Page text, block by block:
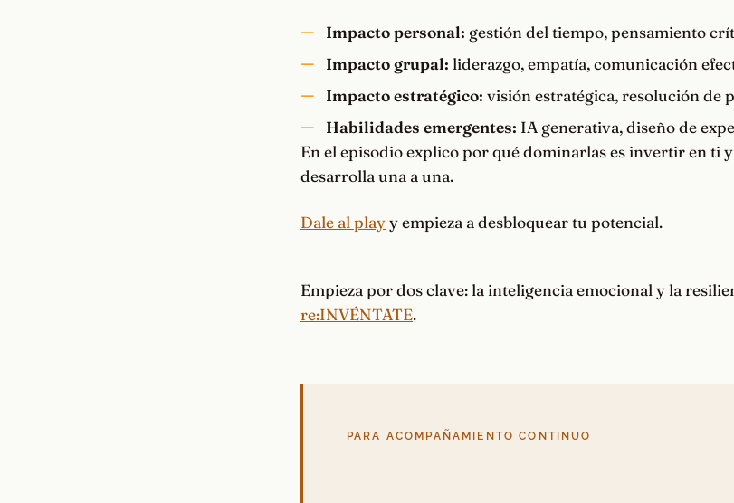
Impacto personal: gestión del tiempo, pensamiento
Impacto grupal: liderazgo, empatía, comunicación
Impacto estratégico: visión estratégica, resolución de
Habilidades emergentes: IA generativa, diseño de
En el episodio explico por qué dominarlas es invertir en ti
desarrolla una a una.
Dale al playy empieza a desbloquear tu potencial.
Empieza por dos clave: la inteligencia emocional y la
re:INVÉNTATE.
PARA ACOMPAÑAMIENTO CONTINUO